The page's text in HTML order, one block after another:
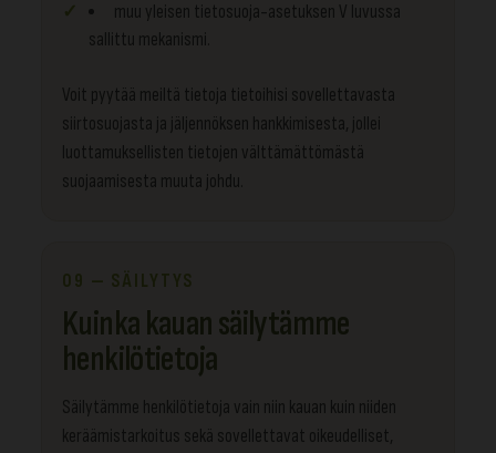
muu yleisen tietosuoja-asetuksen V luvussa
sallittu mekanismi.
Voit pyytää meiltä tietoja tietoihisi sovellettavasta
siirtosuojasta ja jäljennöksen hankkimisesta, jollei
luottamuksellisten tietojen välttämättömästä
suojaamisesta muuta johdu.
09 — SÄILYTYS
Kuinka kauan säilytämme
henkilötietoja
Säilytämme henkilötietoja vain niin kauan kuin niiden
keräämistarkoitus sekä sovellettavat oikeudelliset,